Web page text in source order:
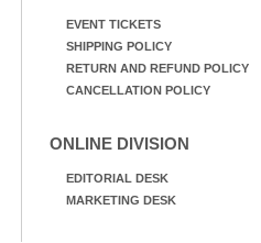
EVENT TICKETS
SHIPPING POLICY
RETURN AND REFUND POLICY
CANCELLATION POLICY
ONLINE DIVISION
EDITORIAL DESK
MARKETING DESK